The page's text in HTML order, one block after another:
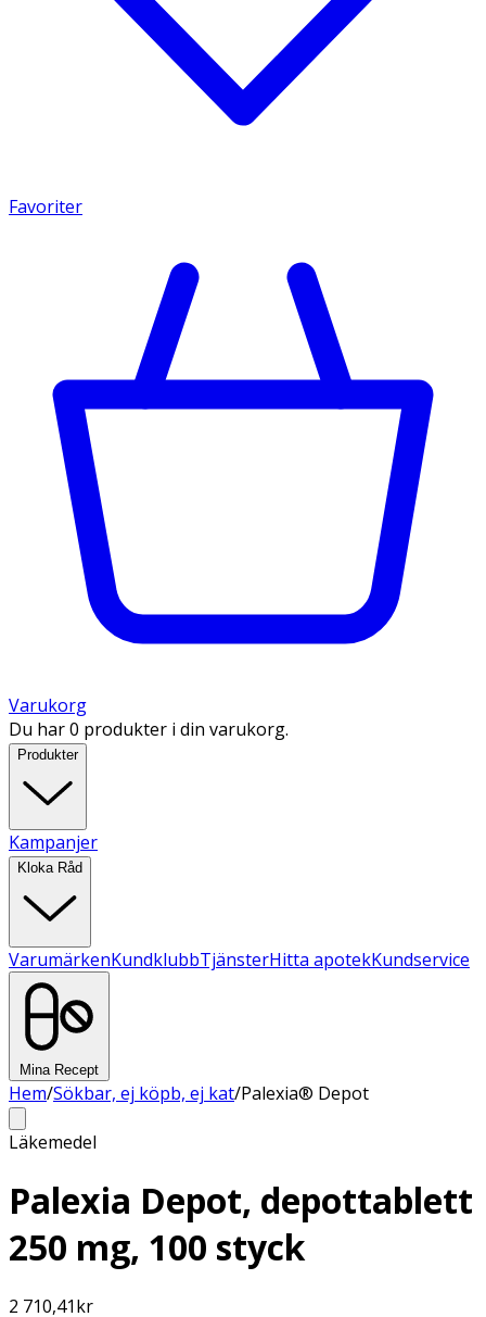
Favoriter
Varukorg
Du har 0 produkter i din varukorg.
Produkter
Kampanjer
Kloka Råd
VarumärkenKundklubbTjänsterHitta apotekKundservice
Mina Recept
Hem/Sökbar, ej köpb, ej kat/Palexia® Depot
Läkemedel
Palexia Depot, depottablett
250 mg, 100 styck
2 710,41kr